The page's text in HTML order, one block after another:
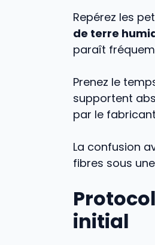
Repérez les
de terre
paraît
Prenez le
supportent
par le
La confusion
fibres sous
initial